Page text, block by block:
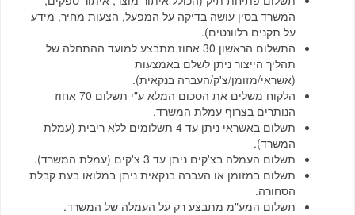
המשרד בסין עושה בדיקה על המפעל, הצעות מחיר, מידע
על תקנים רלוונטים).
התשלום הראשון 30 אחוז מתבצע למועד ההתחלה של
תהליך הייצור ניתן לשלם באמצעות
(אשראי/מזומן/צ'ק/העברה בנקאית).
הלקוח משלים את הסכום המלא ע"י תשלום 70 אחוז
הנותרים בצרוף עמלת המשרד.
תשלום באשראי ניתן עד 4 תשלומים ללא ריבית (עמלת
המשרד).
תשלום העמלה בצ'קים ניתן עד 3 צ'קים (עמלת המשרד).
תשלום במזומן או העברה בנקאית ניתן במלואו בעת קבלת
הסחורה.
תשלום המע"מ מתבצע רק על העמלה של המשרד.